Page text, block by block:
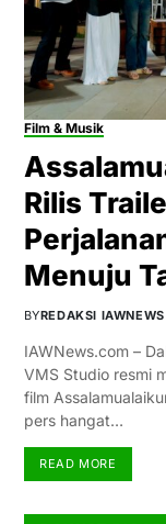
Film & Musik
Rilis
Menuju
BYREDAKSI IAWNEWS
IAWNews.com –
VMS Studio resmi
film
pers hangat…
READ MORE